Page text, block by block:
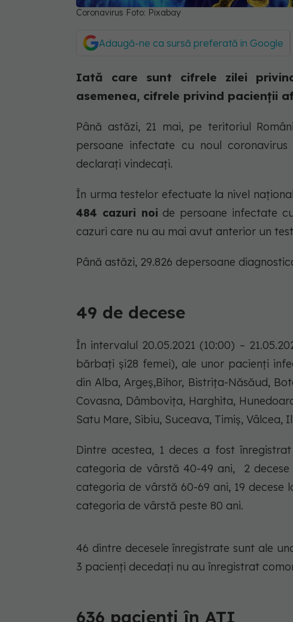
Coronavirus Foto: Pixabay
Adaugă-ne ca sursă preferată în Google
Iată care sunt cifrele zilei
asemenea, cifrele privind pacienții
Până astăzi, 21 mai, pe teritoriul
persoane infectate cu noul
declarați vindecați.
În urma testelor efectuate la nivel
484 cazuri noi de persoane infectate
cazuri care nu au mai avut anterior un
Până astăzi, 29.826 depersoane
49 de decese
În intervalul 20.05.2021 (10:00) –
bărbați și28 femei), ale unor pacienți
din Alba, Argeș,Bihor, Bistrița-Năsăud,
Covasna, Dâmbovița, Harghita,
Satu Mare, Sibiu, Suceava, Timiș, Vâlcea,
Dintre acestea, 1 deces a fost
categoria de vârstă 40-49 ani, 2
categoria de vârstă 60-69 ani, 19 decese
categoria de vârstă peste 80 ani.
46 dintre decesele înregistrate sunt ale
3 pacienți decedați nu au înregistrat
636 pacienți în ATI